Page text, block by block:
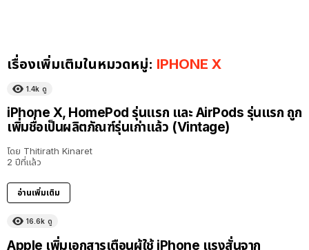
เรื่องเพิ่มเติมในหมวดหมู่: IPHONE X
1.4k ดู
iPhone X, HomePod รุ่นแรก และ AirPods รุ่นแรก ถูก
เพิ่มชื่อเป็นผลิตภัณฑ์รุ่นเก่าแล้ว (Vintage)
โดย Thitirath Kinaret
2 ปีที่แล้ว
อ่านเพิ่มเติม
16.6k ดู
Apple เพิ่มเอกสารเตือนผู้ใช้ iPhone แรงสั่นจาก